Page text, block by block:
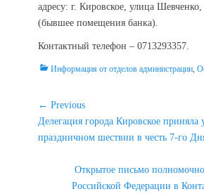
адресу: г. Кировское, улица
(бывшее помещения банка).
Контактный телефон – 0713293357.
Categories
Информация от отделов администрации,
Навигация
по
записям
← Previous
Previous
post:
Делегация города Кировское приняла
праздничном шествии в честь 7-го
Открытое письмо
Российской Федерации в